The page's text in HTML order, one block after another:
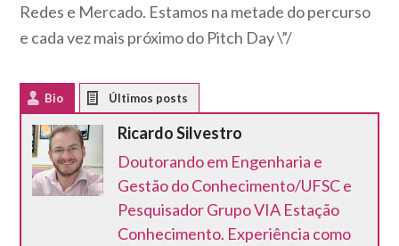
Redes e Mercado. Estamos na metade do percurso
e cada vez mais próximo do Pitch Day \”/
Bio
Ricardo Silvestro
Doutorando em Engenharia e
Gestão do Conhecimento/UFSC e
Pesquisador Grupo VIA Estação
Conhecimento. Experiência como